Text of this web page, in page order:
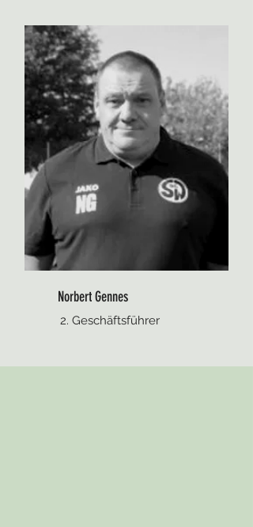
Norbert Gennes
2. Geschäftsführer